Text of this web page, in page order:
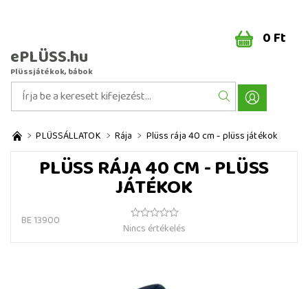
ePLÜSS.hu
Plüssjátékok, bábok
0 Ft
PLÜSSÁLLATOK Rája Plüss rája 40 cm - plüss játékok
PLÜSS RÁJA 40 CM - PLÜSS
JÁTÉKOK
BE 13900
Nincs értékelés